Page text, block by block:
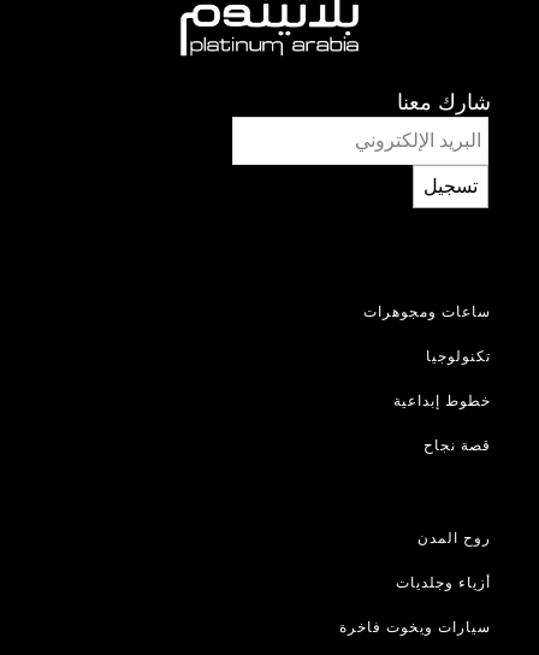
شارك معنا
تسجيل
ساعات ومجوهرات
تكنولوجيا
خطوط إبداعية
قصة نجاح
روح المدن
أزياء وجلديات
سيارات ويخوت فاخرة